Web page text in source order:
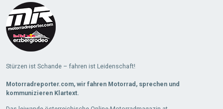
Stürzen ist Schande – fahren ist Leidenschaft!
Motorradreporter.com, wir fahren Motorrad, sprechen und
kommunizieren Klartext.